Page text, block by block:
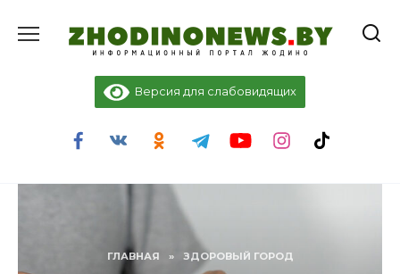
содержанию
Версия для слабовидящих
ГЛАВНАЯ » ЗДОРОВЫЙ ГОРОД